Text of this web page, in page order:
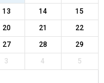
13 14
15
20 21
22
27 28
29
3 4 5